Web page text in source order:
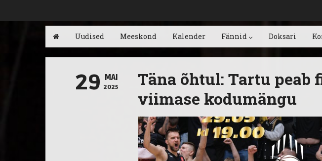
Uudised Meeskond Kalender Fännid Doksari
29 MAI
2025
Täna õhtul: Tartu peab
viimase kodumängu